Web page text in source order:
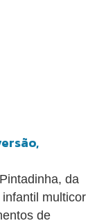
da
multicor
de